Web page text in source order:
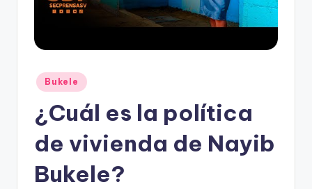
Publicado
en
Bukele
¿Cuál es la política
de vivienda de Nayib
Bukele?